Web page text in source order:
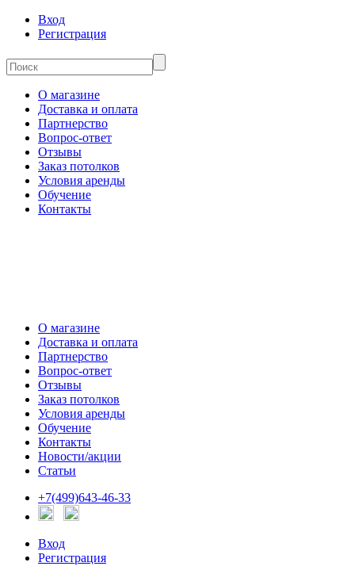
Вход
Регистрация
О магазине
Доставка и оплата
Партнерство
Вопрос-ответ
Отзывы
Заказ потолков
Условия аренды
Обучение
Контакты
О магазине
Доставка и оплата
Партнерство
Вопрос-ответ
Отзывы
Заказ потолков
Условия аренды
Обучение
Контакты
Новости/акции
Статьи
+7(499)643-46-33
Вход
Регистрация